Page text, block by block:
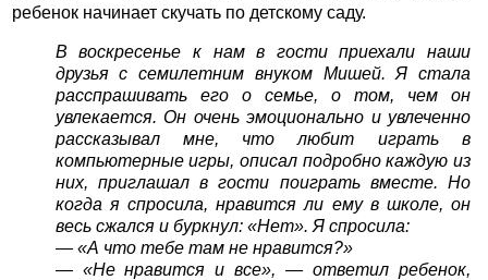
ребенок начинает скучать по детскому саду.
В воскресенье к нам в гости приехали наши
друзья с семилетним внуком Мишей. Я стала
расспрашивать его о семье, о том, чем он
увлекается. Он очень эмоционально и увлеченно
рассказывал мне, что любит играть в
компьютерные игры, описал подробно каждую из
них, приглашал в гости поиграть вместе. Но
когда я спросила, нравится ли ему в школе, он
весь сжался и буркнул: «Нет». Я спросила:
— «А что тебе там не нравится?»
— «Не нравится и все», — ответил ребенок,